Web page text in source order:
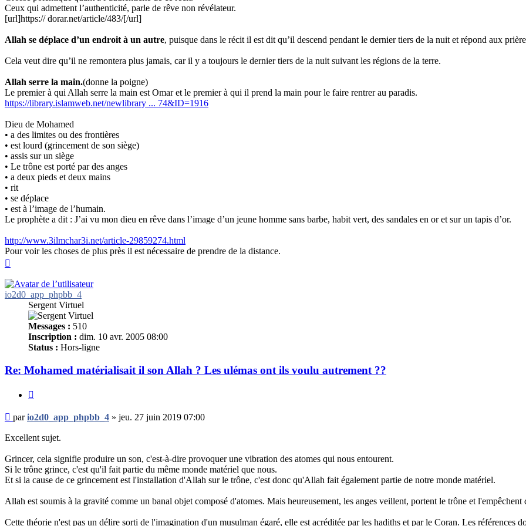
Ceux qui admettent l’authenticité, parle de rêve non révélateur.
[url]https:// dorar.net/article/483/[/url]
Allah se déplace d’un endroit à un autre, puisque dans le récit il est dit qu’il descend pendant le dernier tiers de la nuit et répond aux
Cela veut dire qu’il ne remontera plus jamais, car il y a toujours le dernier tiers de la nuit suivant les régions de la terre.
Allah serre la main.(donne la poigne)
Le premier à qui Allah serre la main est Omar et le premier à qui il prend la main pour le faire rentrer au paradis.
https://library.islamweb.net/newlibrary ... 74&ID=1916
Dieu de Mohamed
• a des limites ou des frontières
• est lourd (grincement de son siège)
• assis sur un siège
• Le trône est porté par des anges
• a deux pieds et deux mains
• rit
• se déplace
• est à l’image de l’humain.
Le prophète a dit : J’ai vu mon dieu en rêve dans l’image d’un jeune homme sans barbe, habit vert, des sandales en or et sur un tapis d’or.
http://www.3ilmchar3i.net/article-29859274.html
Pour voir les choses de plus près il est nécessaire de prendre de la distance.
io2d0_app_phpbb_4
Sergent Virtuel
Messages : 510
Inscription : dim. 10 avr. 2005 08:00
Status : Hors-ligne
Re: Mohamed matérialisait il son Allah ? Les ulémas ont ils voulu autrement ??
Message
non
lu
pario2d0_app_phpbb_4 » jeu. 27 juin 2019 07:00
Excellent sujet.
Grincer, cela signifie produire un son, c'est-à-dire provoquer une vibration des atomes qui nous entourent.
Si le trône grince, c'est qu'il fait partie du même monde matériel que nous.
Et si la cause de ce grincement est l'installation d'Allah sur le trône, c'est donc qu'Allah fait également partie de notre monde matériel.
Allah est soumis à la gravité comme un banal objet composé d'atomes. Mais heureusement, les anges veillent, portent le trône et l'empêchent
Cette théorie n'est pas un délire sorti de l'imagination d'un musulman égaré, elle est acréditée par les hadiths et par le Coran. Les références